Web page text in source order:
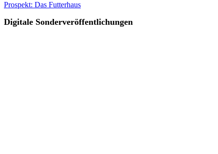
Prospekt: Das Futterhaus
Digitale Sonderveröffentlichungen